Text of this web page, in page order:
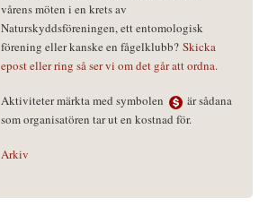
vårens möten i en krets av
Naturskyddsföreningen, ett entomologisk
förening eller kanske en fågelklubb? Skicka
epost eller ring så ser vi om det går att ordna.
Aktiviteter märkta med symbolen
är sådana
som organisatören tar ut en kostnad för.
Arkiv